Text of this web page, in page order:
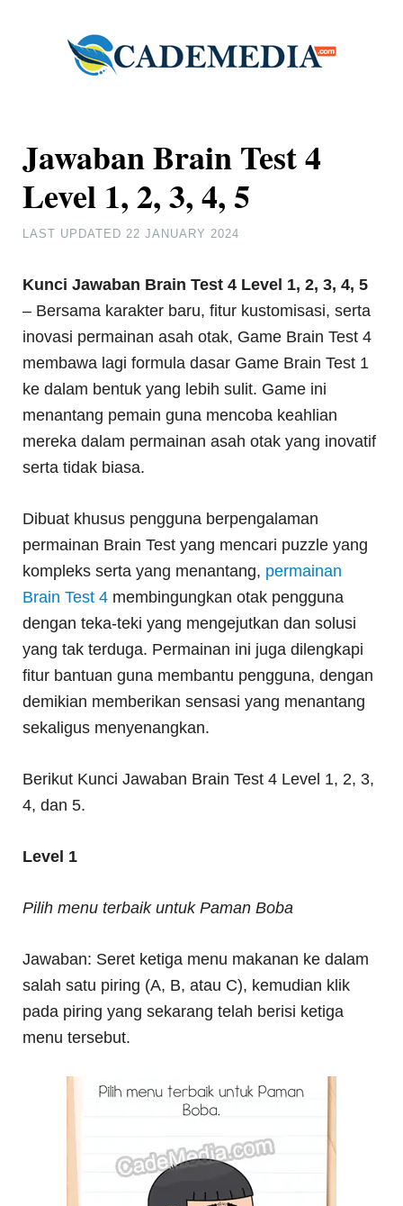
Jawaban Brain Test 4
Level 1, 2, 3, 4, 5
LAST UPDATED22 JANUARY 2024
Kunci Jawaban Brain Test 4 Level 1, 2, 3, 4, 5
– Bersama karakter baru, fitur kustomisasi, serta
inovasi permainan asah otak, Game Brain Test 4
membawa lagi formula dasar Game Brain Test 1
ke dalam bentuk yang lebih sulit. Game ini
menantang pemain guna mencoba keahlian
mereka dalam permainan asah otak yang inovatif
serta tidak biasa.
Dibuat khusus pengguna berpengalaman
permainan Brain Test yang mencari puzzle yang
kompleks serta yang menantang, permainan
Brain Test 4 membingungkan otak pengguna
dengan teka-teki yang mengejutkan dan solusi
yang tak terduga. Permainan ini juga dilengkapi
fitur bantuan guna membantu pengguna, dengan
demikian memberikan sensasi yang menantang
sekaligus menyenangkan.
Berikut Kunci Jawaban Brain Test 4 Level 1, 2, 3,
4, dan 5.
Level 1
Pilih menu terbaik untuk Paman Boba
Jawaban: Seret ketiga menu makanan ke dalam
salah satu piring (A, B, atau C), kemudian klik
pada piring yang sekarang telah berisi ketiga
menu tersebut.